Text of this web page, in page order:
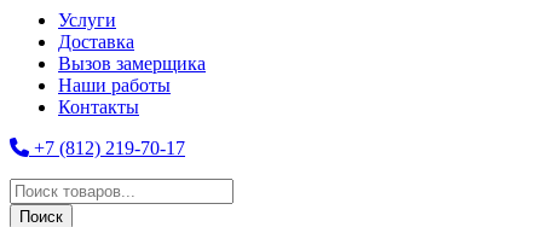
Услуги
Доставка
Вызов замерщика
Наши работы
Контакты
+7 (812) 219-70-17
Поиск
товаров
Поиск